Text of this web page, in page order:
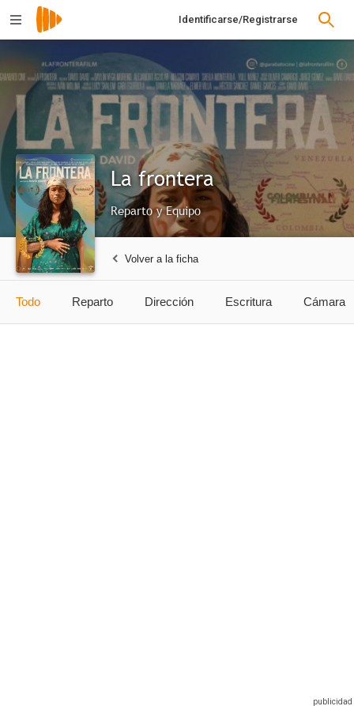
Identificarse/Registrarse
La frontera
Reparto y Equipo
Volver a la ficha
Todo Reparto Dirección Escritura Cámara